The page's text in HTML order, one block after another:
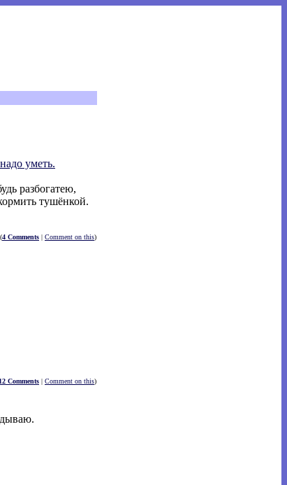
уметь.
разбогатею,
тушёнкой.
(4 Comments | Comment on this)
12 Comments | Comment on this)